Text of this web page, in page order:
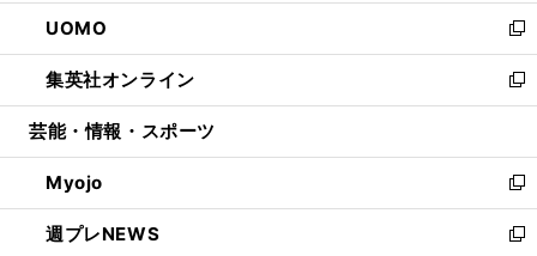
く
で
開
く
ン
ド
ウ
で
開
ウ
ィ
ン
ド
ウ
開
く
し
い
ウ
ィ
ン
ウ
で
開
く
UOMO
新
し
い
ウ
ン
ド
ウ
で
集英社オンライン
新
し
ウ
ィ
ン
ド
芸能・情報・スポーツ
Myojo
新
し
い
週プレNEWS
新